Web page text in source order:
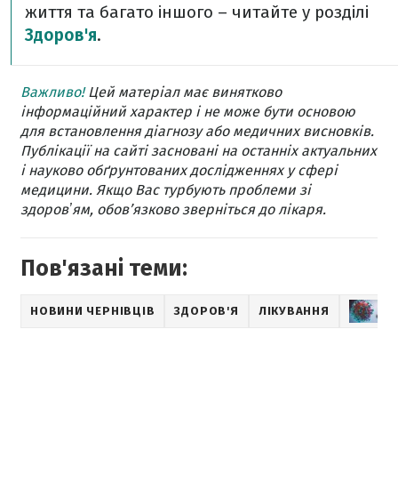
життя та багато іншого – читайте у розділі
Здоров'я.
Важливо!Цей матеріал має винятково
інформаційний характер і не може бути основою
для встановлення діагнозу або медичних висновків.
Публікації на сайті засновані на останніх актуальних
і науково обґрунтованих дослідженнях у сфері
медицини. Якщо Вас турбують проблеми зі
здоровʼям, обов’язково зверніться до лікаря.
Пов'язані теми:
НОВИНИ ЧЕРНІВЦІВ ЗДОРОВ'Я ЛІКУВАННЯ